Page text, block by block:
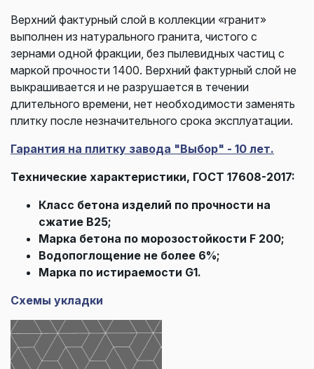
Верхний фактурный слой в коллекции «гранит»
выполнен из натурального гранита, чистого с
зернами одной фракции, без пылевидных частиц с
маркой прочности 1400. Верхний фактурный слой не
выкрашивается и не разрушается в течении
длительного времени, нет необходимости заменять
плитку после незначительного срока эксплуатации.
Гарантия на плитку завода "Выбор" - 10 лет.
Технические характеристики, ГОСТ 17608-2017:
Класс бетона изделий по прочности на
сжатие В25;
Марка бетона по морозостойкости F 200;
Водопоглощение не более 6%;
Марка по истираемости G1.
Схемы укладки